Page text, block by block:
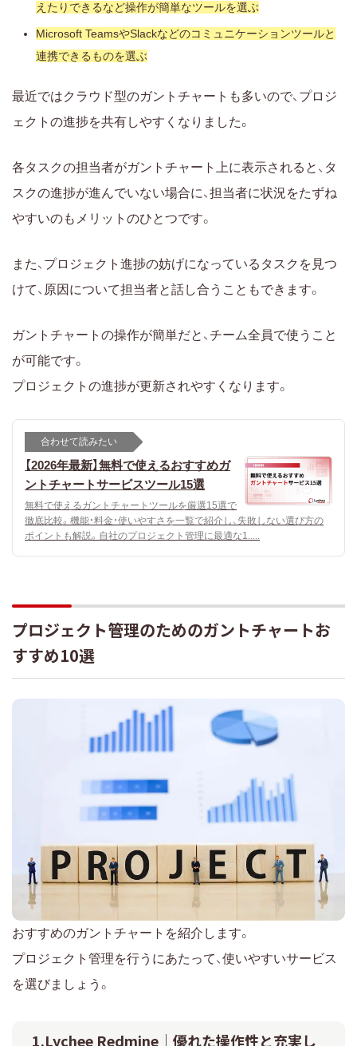
えたりできるなど操作が簡単なツールを選ぶ
Microsoft TeamsやSlackなどのコミュニケーションツールと
連携できるものを選ぶ
最近ではクラウド型のガントチャートも多いので、プロジ
ェクトの進捗を共有しやすくなりました。
各タスクの担当者がガントチャート上に表示されると、タ
スクの進捗が進んでいない場合に、担当者に状況をたずね
やすいのもメリットのひとつです。
また、プロジェクト進捗の妨げになっているタスクを見つ
けて、原因について担当者と話し合うこともできます。
ガントチャートの操作が簡単だと、チーム全員で使うこと
が可能です。
プロジェクトの進捗が更新されやすくなります。
合わせて読みたい
【2026年最新】無料で使えるおすすめガ
ントチャートサービスツール15選
無料で使えるガントチャートツールを厳選15選で
徹底比較。機能・料金・使いやすさを一覧で紹介し、失敗しない選び方の
ポイントも解説。自社のプロジェクト管理に最適な1.....
プロジェクト管理のためのガントチャートお
すすめ10選
おすすめのガントチャートを紹介します。
プロジェクト管理を行うにあたって、使いやすいサービス
を選びましょう。
1.Lychee Redmine｜優れた操作性と充実し